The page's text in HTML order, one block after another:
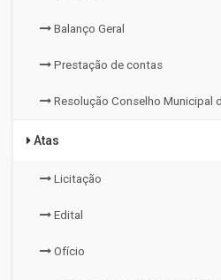
Balanço Geral
Prestação de contas
Resolução Conselho Municipal
Atas
Licitação
Edital
Ofício